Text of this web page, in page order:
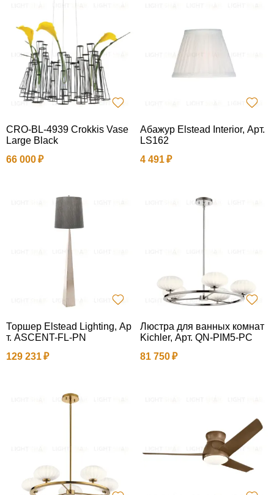
CRO-BL-4939 Crokkis Vase
Large Black
66 000
Абажур Elstead Interior, Арт.
LS162
4 491
Торшер Elstead Lighting, Ар
т. ASCENT-FL-PN
129 231
Люстра для ванных комнат
Kichler, Арт. QN-PIM5-PC
81 750